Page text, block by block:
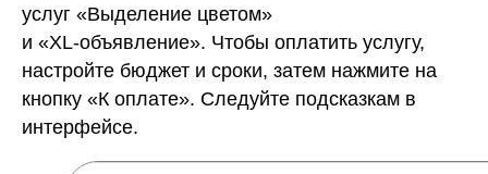
услуг «Выделение цветом»
и «ХL-объявление». Чтобы оплатить услугу,
настройте бюджет и сроки, затем нажмите на
кнопку «К оплате». Следуйте подсказкам в
интерфейсе.